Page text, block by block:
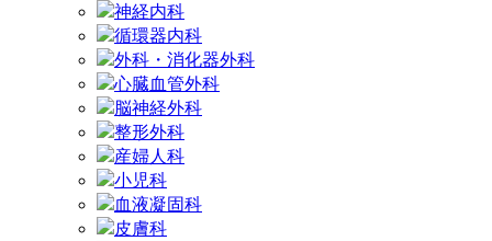
神経内科
循環器内科
外科・消化器外科
心臓血管外科
脳神経外科
整形外科
産婦人科
小児科
血液凝固科
皮膚科